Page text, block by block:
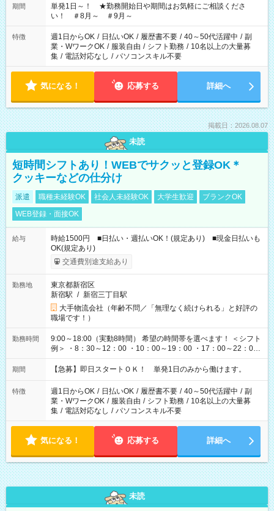
期間
単発1日～！ ★勤務開始日や期間はお気軽にご相談くださ
い！ ＃8月～ ＃9月～
特徴 週1日からOK / 日払いOK / 履歴書不要 / 40～50代活躍中 / 副
業・WワークOK / 服装自由 / シフト勤務 / 10名以上の大量募
集 / 電話対応なし / パソコンスキル不要
気になる！ 応募する 詳細へ
掲載日：2026.08.07
未読
短時間シフトあり！WEBでサクッと登録OK＊
クッキーなどの仕分け
派遣 職種未経験OK 社会人未経験OK 大学生歓迎
ブランクOK
WEB登録・面接OK
給与
時給1500円 ■日払い・週払いOK！(規定あり) ■現金日払いも
OK(規定あり)
交通費別途支給あり
勤務地
東京都新宿区
新宿駅 / 新宿三丁目駅
大手物流会社（年齢不問／「無理なく続けられる」と好評の
職場です！）
勤務時間
9:00～18:00（実動8時間） 希望の時間帯を選べます！ ＜シフト
例＞ ・8：30～12：00 ・10：00～19：00 ・17：00～22：00
・13：00～22：00 ・22：00～翌6：00 など
期間 【急募】即日スタートＯＫ！ 単発1日のみから働けます。
特徴 週1日からOK / 日払いOK / 履歴書不要 / 40～50代活躍中 / 副
業・WワークOK / 服装自由 / シフト勤務 / 10名以上の大量募
集 / 電話対応なし / パソコンスキル不要
気になる！ 応募する 詳細へ
未読